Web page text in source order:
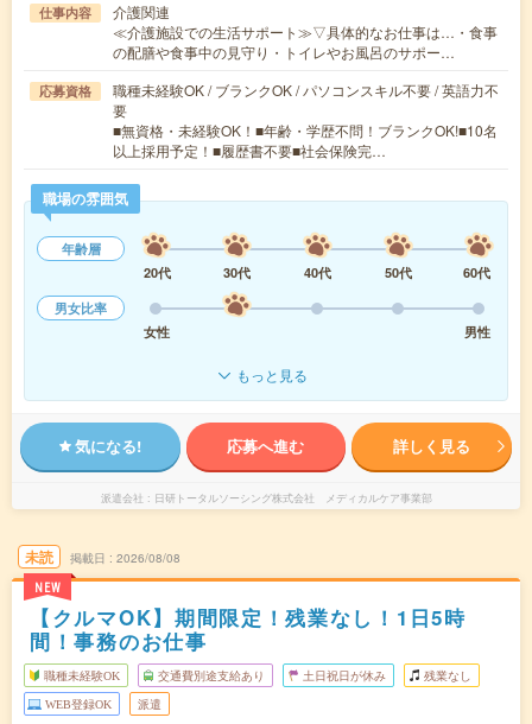
仕事内容
介護関連
≪介護施設での生活サポート≫▽具体的なお仕事は…・食事
の配膳や食事中の見守り・トイレやお風呂のサポー…
応募資格
職種未経験OK / ブランクOK / パソコンスキル不要 / 英語力不
要
■無資格・未経験OK！■年齢・学歴不問！ブランクOK!■10名
以上採用予定！■履歴書不要■社会保険完…
職場の雰囲気
年齢層
20代
30代 40代 50代
60代
男女比率
女性
男性
もっと見る
気になる! 応募へ進む 詳しく見る
派遣会社 日研トータルソーシング株式会社 メディカルケア事業部
未読
NEW
掲載日 2026/08/08
【クルマOK】期間限定！残業なし！1日5時
間！事務のお仕事
職種未経験OK 交通費別途支給あり 土日祝日が休み 残業なし
WEB登録OK 派遣